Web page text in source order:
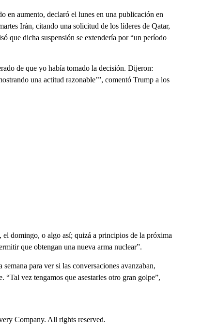
en aumento, declaró el lunes en una publicación en
Irán, citando una solicitud de los líderes de Qatar,
que dicha suspensión se extendería por “un período
de que yo había tomado la decisión. Dijeron:
una actitud razonable’”, comentó Trump a los
domingo, o algo así; quizá a principios de la próxima
que obtengan una nueva arma nuclear”.
para ver si las conversaciones avanzaban,
vez tengamos que asestarles otro gran golpe”,
Company. All rights reserved.